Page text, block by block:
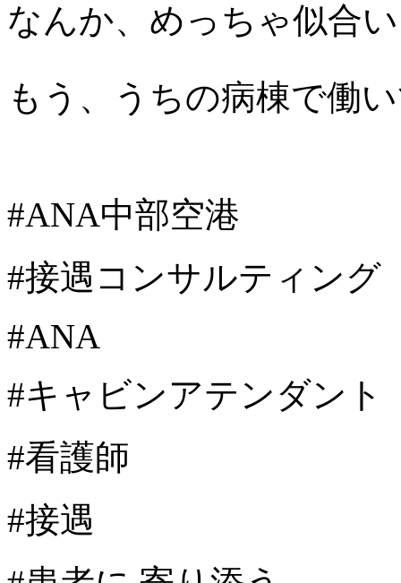
なんか、めっちゃ似合
もう、うちの病棟で働
#ANA中部空港
#接遇コンサルティング
#ANA
#キャビンアテンダント
#看護師
#接遇